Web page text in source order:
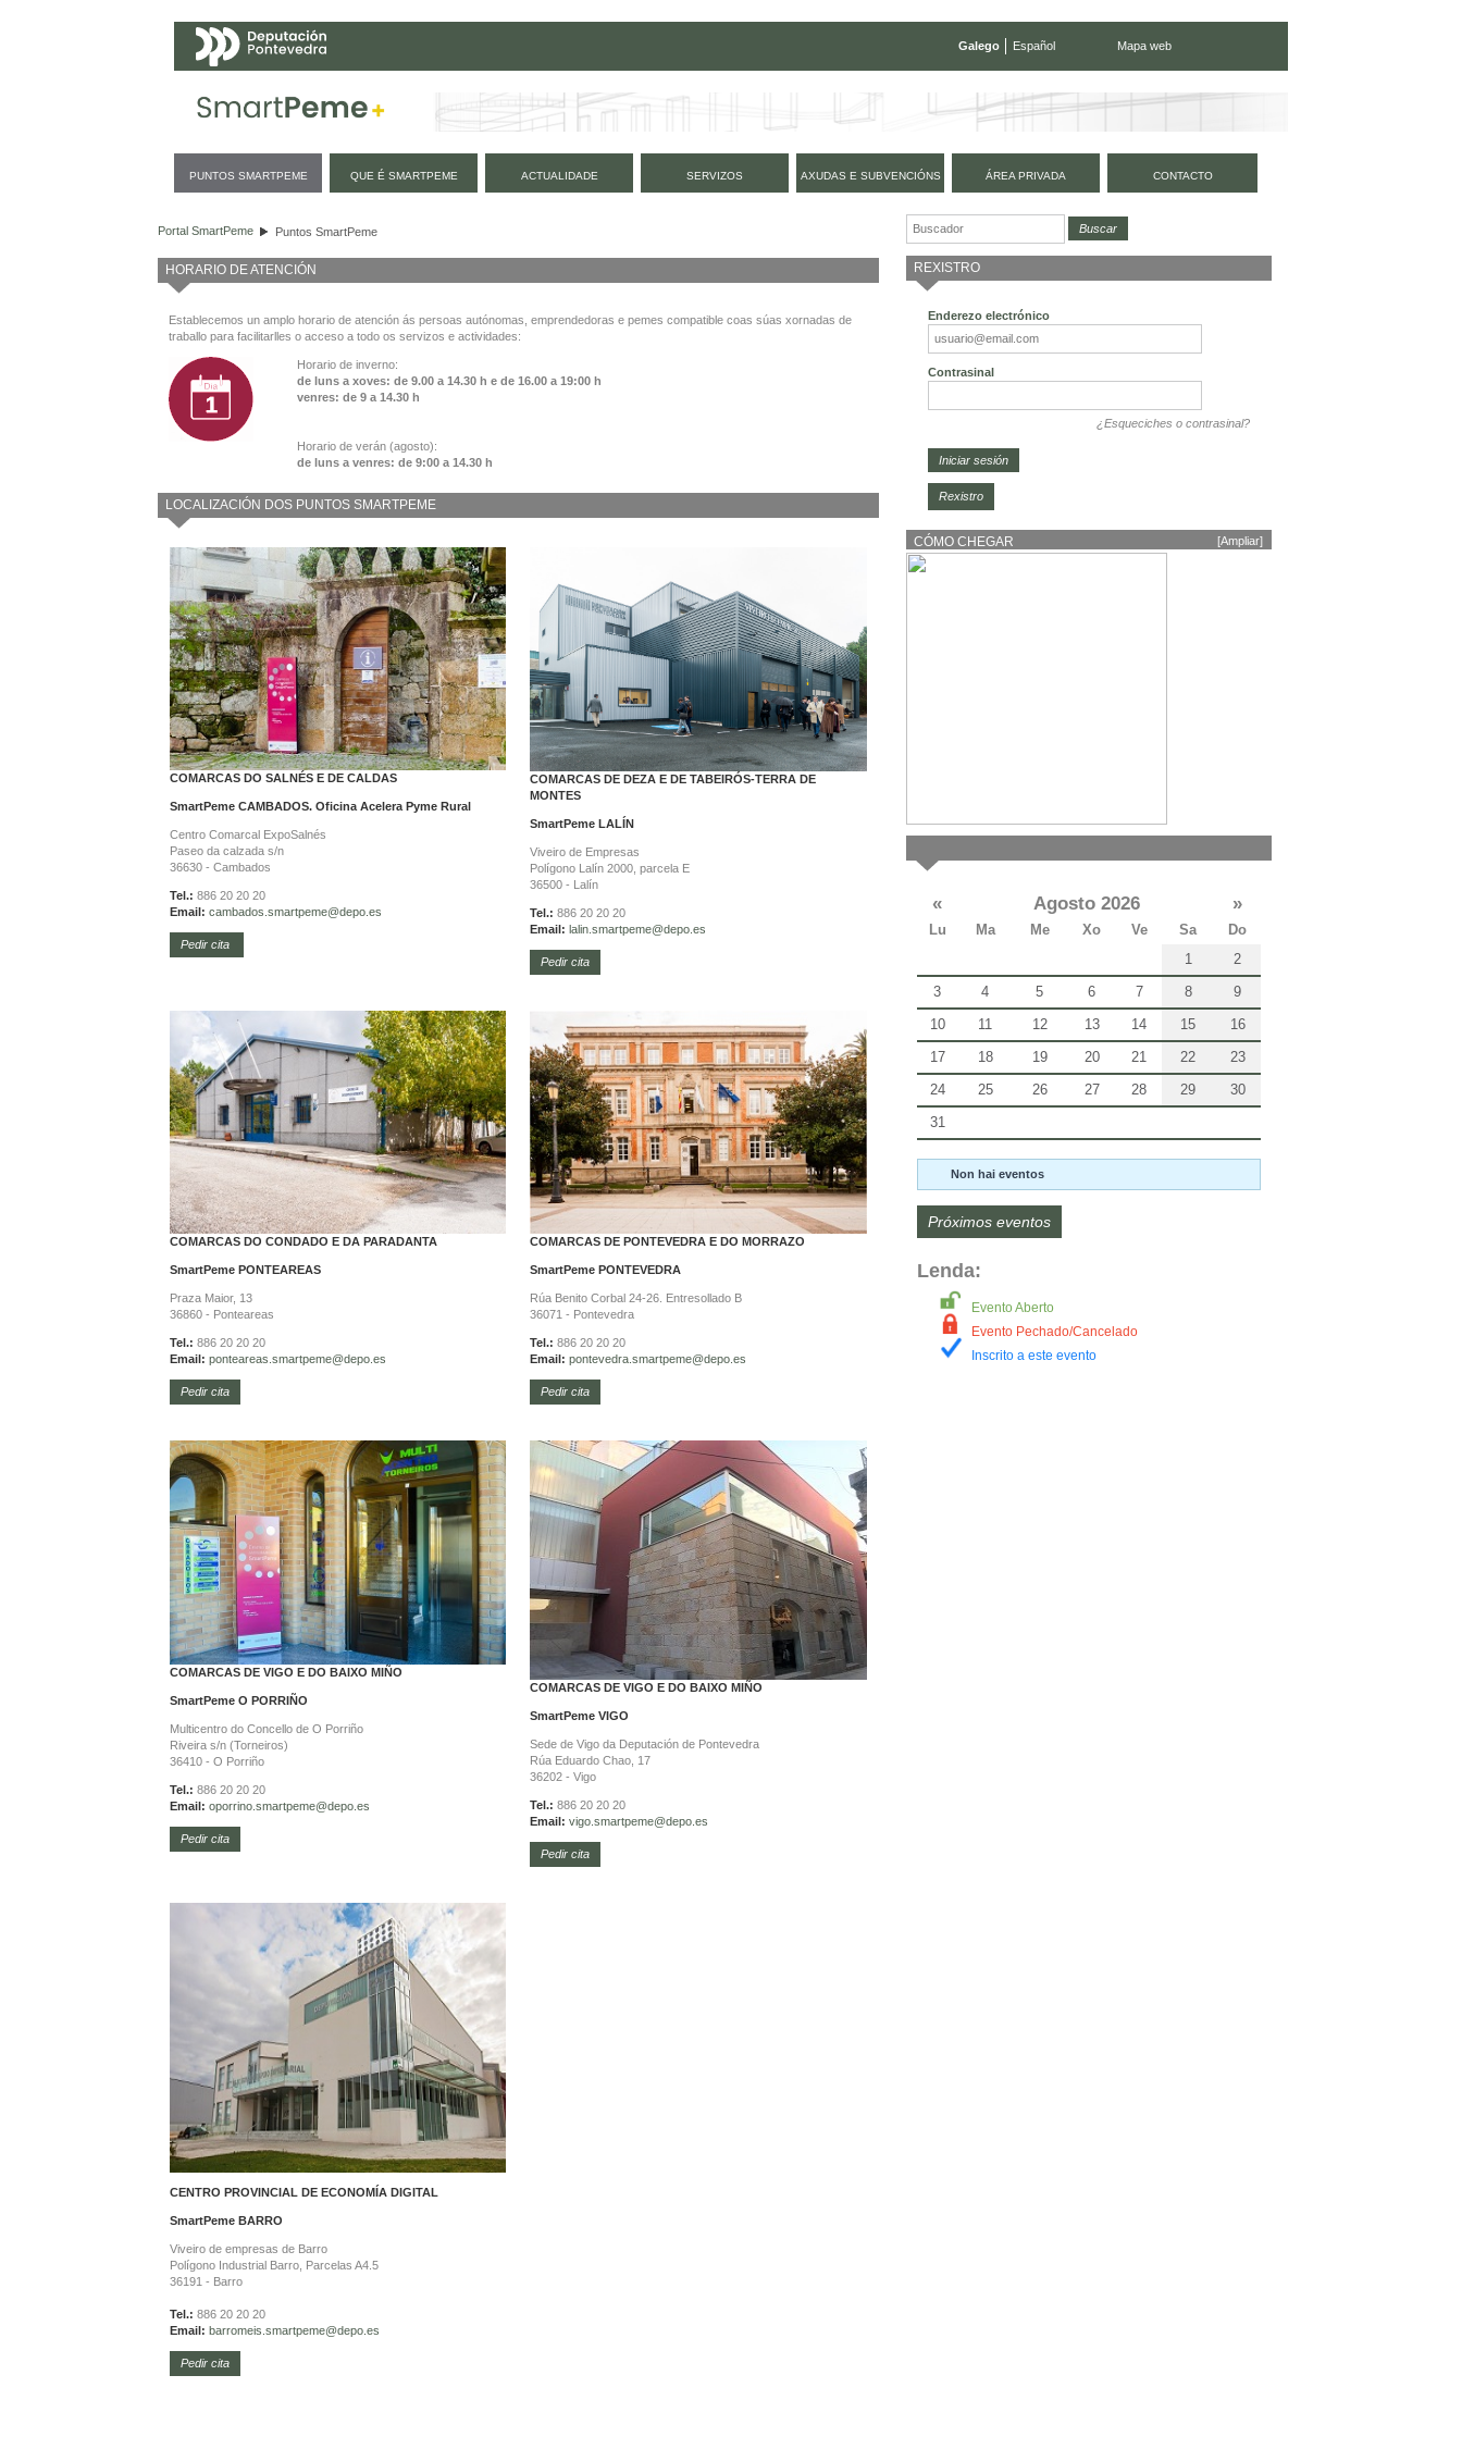
Galego Español Mapa web
PUNTOS SMARTPEME QUE É SMARTPEME ACTUALIDADE SERVIZOS AXUDAS E SUBVENCIÓNS ÁREA PRIVADA CONTACTO
Portal SmartPeme Puntos SmartPeme
HORARIO DE ATENCIÓN
Establecemos un amplo horario de atención ás persoas autónomas, emprendedoras e pemes compatible coas súas xornadas de
traballo para facilitarlles o acceso a todo os servizos e actividades:
Horario de inverno:
de luns a xoves: de 9.00 a 14.30 h e de 16.00 a 19:00 h
venres: de 9 a 14.30 h
Horario de verán (agosto):
de luns a venres: de 9:00 a 14.30 h
LOCALIZACIÓN DOS PUNTOS SMARTPEME
COMARCAS DO SALNÉS E DE CALDAS
SmartPeme CAMBADOS. Oficina Acelera Pyme Rural
Centro Comarcal ExpoSalnés
Paseo da calzada s/n
36630 - Cambados
Tel.: 886 20 20 20
Email: cambados.smartpeme@depo.es
Pedir cita
COMARCAS DE DEZA E DE TABEIRÓS-TERRA DE
MONTES
SmartPeme LALÍN
Viveiro de Empresas
Polígono Lalín 2000, parcela E
36500 - Lalín
Tel.: 886 20 20 20
Email: lalin.smartpeme@depo.es
Pedir cita
COMARCAS DO CONDADO E DA PARADANTA
SmartPeme PONTEAREAS
Praza Maior, 13
36860 - Ponteareas
Tel.: 886 20 20 20
Email: ponteareas. smartpeme@depo.es
Pedir cita
COMARCAS DE PONTEVEDRA E DO MORRAZO
SmartPeme PONTEVEDRA
Rúa Benito Corbal 24-26. Entresollado B
36071 - Pontevedra
Tel.: 886 20 20 20
Email: pontevedra.smartpeme@depo.es
Pedir cita
COMARCAS DE VIGO E DO BAIXO MIÑO
SmartPeme O PORRIÑO
Multicentro do Concello de O Porriño
Riveira s/n (Torneiros)
36410 - O Porriño
Tel.: 886 20 20 20
Email: oporrino. smartpeme@depo.es
Pedir cita
COMARCAS DE VIGO E DO BAIXO MIÑO
SmartPemeVIGO
Sede de Vigo da Deputación de Pontevedra
Rúa Eduardo Chao, 17
36202 - Vigo
Tel.: 886 20 20 20
Email: vigo.smartpeme@depo.es
Pedir cita
CENTRO PROVINCIAL DE ECONOMÍA DIGITAL
SmartPeme BARRO
Viveiro de empresas de Barro
Polígono Industrial Barro, Parcelas A4.5
36191 - Barro
Tel.: 886 20 20 20
Email: barromeis.smartpeme@depo.es
Pedir cita
REXISTRO
Enderezo electrónico
Contrasinal
¿Esqueciches o contrasinal?
Rexistro
[Ampliar]
CÓMO CHEGAR
« Agosto 2026 »
Lu Ma Me Xo Ve Sa
Do
1
2
3
4 5 6 7 8
9
10
11 12 13 14 15
16
17
18 19 20 21 22
23
24
25 26 27 28 29
30
31
Non hai eventos
Próximos eventos
Lenda:
Evento Aberto
Evento Pechado/Cancelado
Inscrito a este evento